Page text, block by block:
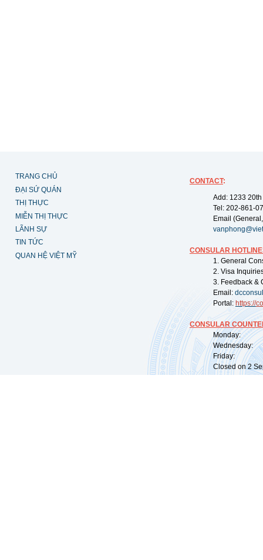
TRANG CHỦ
ĐẠI SỨ QUÁN
THỊ THỰC
MIỄN THỊ THỰC
LÃNH SỰ
TIN TỨC
QUAN HỆ VIỆT MỸ
CONTACT:
Add: 1233
Tel: 202-861-
Email
CONSULAR
1. General
2. Visa
3. Feedback &
Email:
Portal: https://
CONSULAR
Monday:
Wednesday:
Friday:
Closed on 2